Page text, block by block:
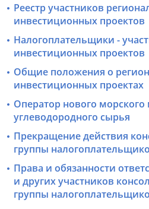
Реестр участников
инвестиционных проектов
Налогоплательщики -
инвестиционных проектов
Общие положения о
инвестиционных проектах
Оператор нового
углеводородного сырья
Прекращение действия
группы
Права и обязанности
и других участников
группы